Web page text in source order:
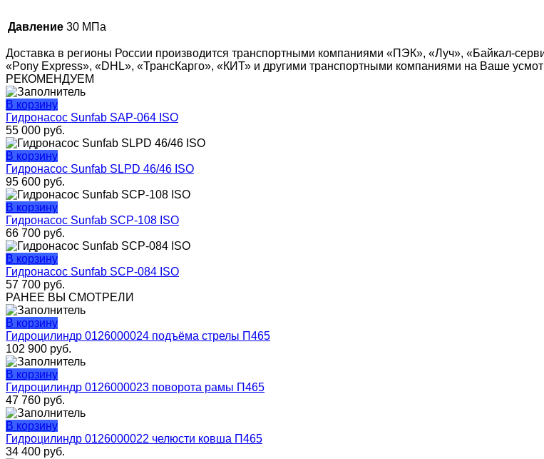
Давление 30 МПа
Доставка в регионы России производится транспортными компаниями «ПЭК», «Луч», «Байкал-
«Pony Express», «DHL», «ТрансКарго», «КИТ» и другими транспортными компаниями на Ваше
РЕКОМЕНДУЕМ
В корзину
Гидронасос Sunfab SAP-064 ISO
55 000 руб.
В корзину
Гидронасос Sunfab SLPD 46/46 ISO
95 600 руб.
В корзину
Гидронасос Sunfab SCP-108 ISO
66 700 руб.
В корзину
Гидронасос Sunfab SCP-084 ISO
57 700 руб.
РАНЕЕ ВЫ СМОТРЕЛИ
В корзину
Гидроцилиндр 0126000024 подъёма стрелы П465
102 900 руб.
В корзину
Гидроцилиндр 0126000023 поворота рамы П465
47 760 руб.
В корзину
Гидроцилиндр 0126000022 челюсти ковша П465
34 400 руб.